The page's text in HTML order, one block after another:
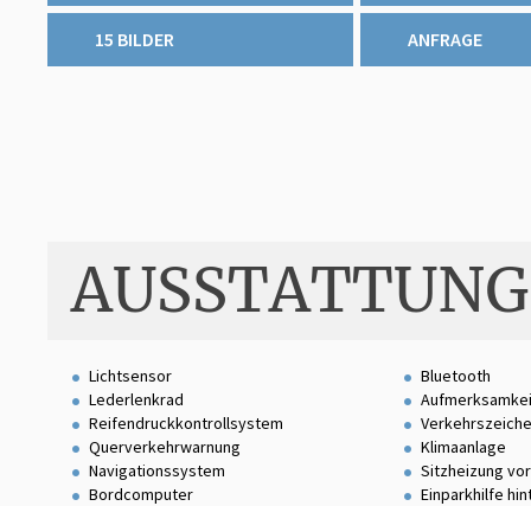
15 BILDER ANFRAGE
AUSSTATTUNG
Lichtsensor
Bluetooth
Lederlenkrad
Reifendruckkontrollsystem
Querverkehrwarnung
Klimaanlage
Navigationssystem
Sitzheizung
Bordcomputer
Einparkhilfe